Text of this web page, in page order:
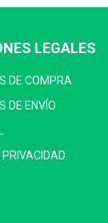
LEGALES
DE COMPRA
DE ENVÍO